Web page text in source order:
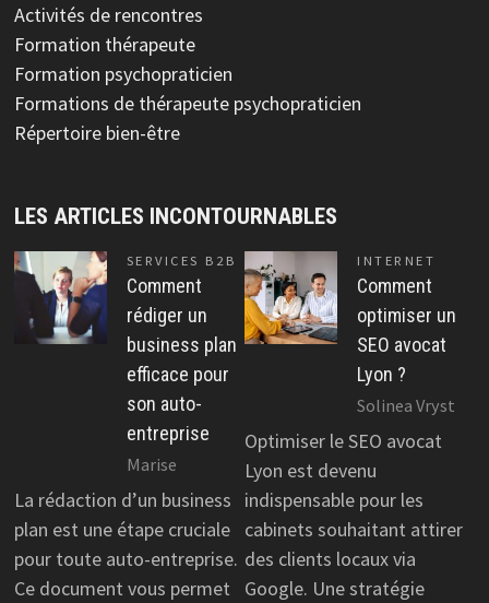
Activités de rencontres
Formation thérapeute
Formation psychopraticien
Formations de thérapeute psychopraticien
Répertoire bien-être
LES ARTICLES INCONTOURNABLES
SERVICES B2B
Comment
rédiger un
business plan
efficace pour
son auto-
entreprise
Marise
La rédaction d’un business
plan est une étape cruciale
pour toute auto-entreprise.
Ce document vous permet
INTERNET
Comment
optimiser un
SEO avocat
Lyon ?
Solinea Vryst
Optimiser le SEO avocat
Lyon est devenu
indispensable pour les
cabinets souhaitant attirer
des clients locaux via
Google. Une stratégie